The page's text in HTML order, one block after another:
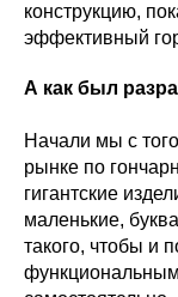
конструкцию,
эффективный
А как был
Начали мы с
рынке по
гигантские
маленькие,
такого, чтобы и